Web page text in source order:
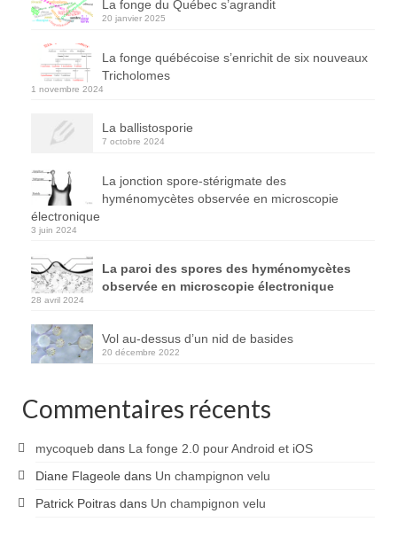
La fonge du Québec s’agrandit
20 janvier 2025
La fonge québécoise s’enrichit de six nouveaux
Tricholomes
1 novembre 2024
La ballistosporie
7 octobre 2024
La jonction spore-stérigmate des
hyménomycètes observée en microscopie
électronique
3 juin 2024
La paroi des spores des hyménomycètes
observée en microscopie électronique
28 avril 2024
Vol au-dessus d’un nid de basides
20 décembre 2022
Commentaires récents
mycoqueb dans La fonge 2.0 pour Android et iOS
Diane Flageole dans Un champignon velu
Patrick Poitras dans Un champignon velu